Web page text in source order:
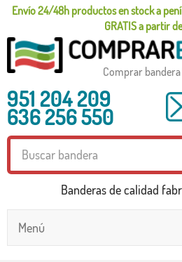
Envío 24/48h productos en stock a
GRATIS a partir
Comprar
951 204 209
636 256 550
Banderas de calidad
Menú